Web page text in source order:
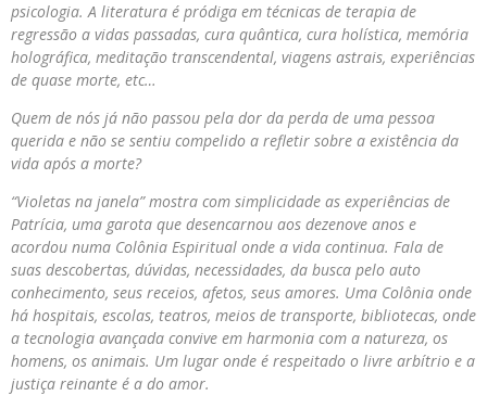
psicologia. A literatura é pródiga em técnicas de terapia de
regressão a vidas passadas, cura quântica, cura holística, memória
holográfica, meditação transcendental, viagens astrais, experiências
de quase morte, etc…
Quem de nós já não passou pela dor da perda de uma pessoa
querida e não se sentiu compelido a refletir sobre a existência da
vida após a morte?
“Violetas na janela” mostra com simplicidade as experiências de
Patrícia, uma garota que desencarnou aos dezenove anos e
acordou numa Colônia Espiritual onde a vida continua. Fala de
suas descobertas, dúvidas, necessidades, da busca pelo auto
conhecimento, seus receios, afetos, seus amores. Uma Colônia onde
há hospitais, escolas, teatros, meios de transporte, bibliotecas, onde
a tecnologia avançada convive em harmonia com a natureza, os
homens, os animais. Um lugar onde é respeitado o livre arbítrio e a
justiça reinante é a do amor.